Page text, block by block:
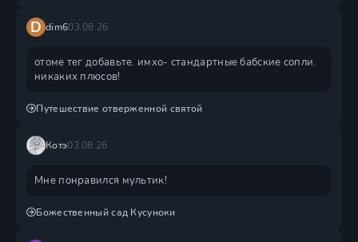
D dim603.08.26
отоме тег добавьте. имхо- стандартные бабские сопли.
никаких плюсов!
Путешествие отверженной святой
Котэ03.08.26
Мне понравился мультик!
Божественный сад Кусуноки